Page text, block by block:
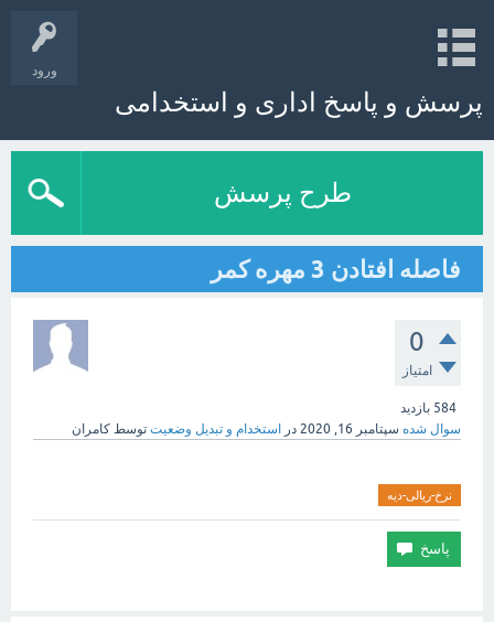
ورود
پرسش و پاسخ اداری و استخدامی
طرح پرسش
فاصله افتادن 3 مهره کمر
0
امتیاز
584 بازدید
سوال شده سپتامبر 16, 2020 در استخدام و تبدیل وضعیت توسط کامران
نرخ-ریالی-دیه